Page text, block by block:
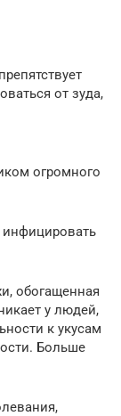
от зуда,
огромного
инфицировать
обогащенная
у людей,
к укусам
Больше